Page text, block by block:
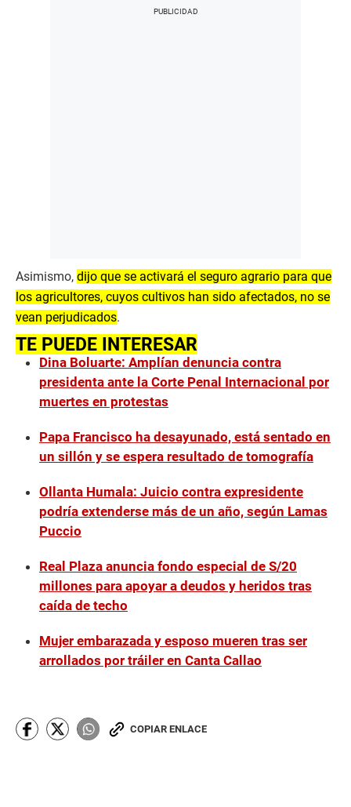
Asimismo, dijo que se activará el seguro agrario para que
los agricultores, cuyos cultivos han sido afectados, no se
vean perjudicados.
TE PUEDE INTERESAR
Dina Boluarte: Amplían denuncia contra
presidenta ante la Corte Penal Internacional por
muertes en protestas
Papa Francisco ha desayunado, está sentado en
un sillón y se espera resultado de tomografía
Ollanta Humala: Juicio contra expresidente
podría extenderse más de un año, según Lamas
Puccio
Real Plaza anuncia fondo especial de S/20
millones para apoyar a deudos y heridos tras
caída de techo
Mujer embarazada y esposo mueren tras ser
arrollados por tráiler en Canta Callao
COPIAR ENLACE